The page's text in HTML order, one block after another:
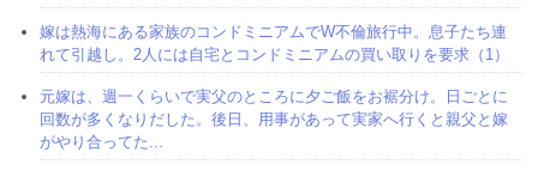
嫁は熱海にある家族のコンドミニアムでW不倫旅行中。息子たち連
れて引越し。2人には自宅とコンドミニアムの買い取りを要求（1）
元嫁は、週一くらいで実父のところに夕ご飯をお裾分け。日ごとに
回数が多くなりだした。後日、用事があって実家へ行くと親父と嫁
がやり合ってた...